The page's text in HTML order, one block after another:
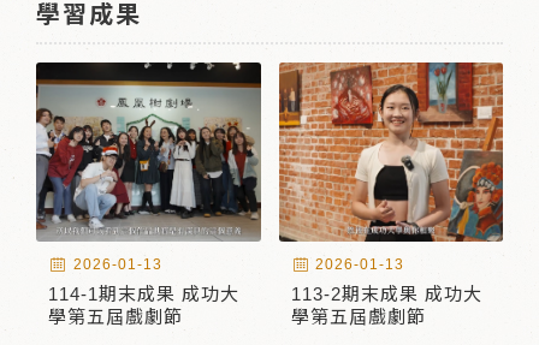
學習成果
2026-01-13
114-1期末成果 成功大
學第五屆戲劇節
2026-01-13
113-2期末成果 成功大
學第五屆戲劇節